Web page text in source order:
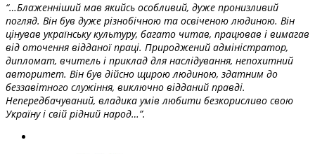
“…Блаженніший мав якийсь особливий, дуже пронизливий
погляд. Він був дуже різнобічною та освіченою людиною. Він
цінував українську культуру, багато читав, працював і вимагав
від оточення відданої праці. Природжений адміністратор,
дипломат, вчитель і приклад для наслідування, непохитний
авторитет. Він був дійсно щирою людиною, здатним до
беззавітного служіння, виключно відданий правді.
Непередбачуваний, владика умів любити безкорисливо свою
Україну і свій рідний народ…”.